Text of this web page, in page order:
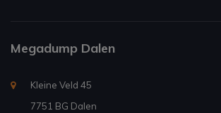
Megadump Dalen
Kleine Veld 45
7751 BG Dalen